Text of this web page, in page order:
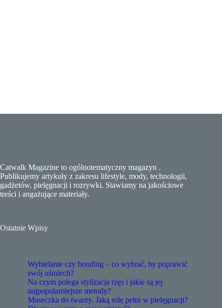
Catwalk Magazine to ogólnotematyczny magazyn .
Publikujemy artykuły z zakresu lifestyle, mody, technologii,
gadżetów, pielęgnacji i rozrywki. Stawiamy na jakościowe
treści i angażujące materiały.
Ostatnie Wpisy
Wybielanie czy bonding – co wybrać, by poprawić
swój uśmiech?
Na czym polega stylizacja rzęs i jakie są jej
najpopularniejsze metody?
Maseczka do twarzy. Jaką rolę pełni w pielęgnacji?